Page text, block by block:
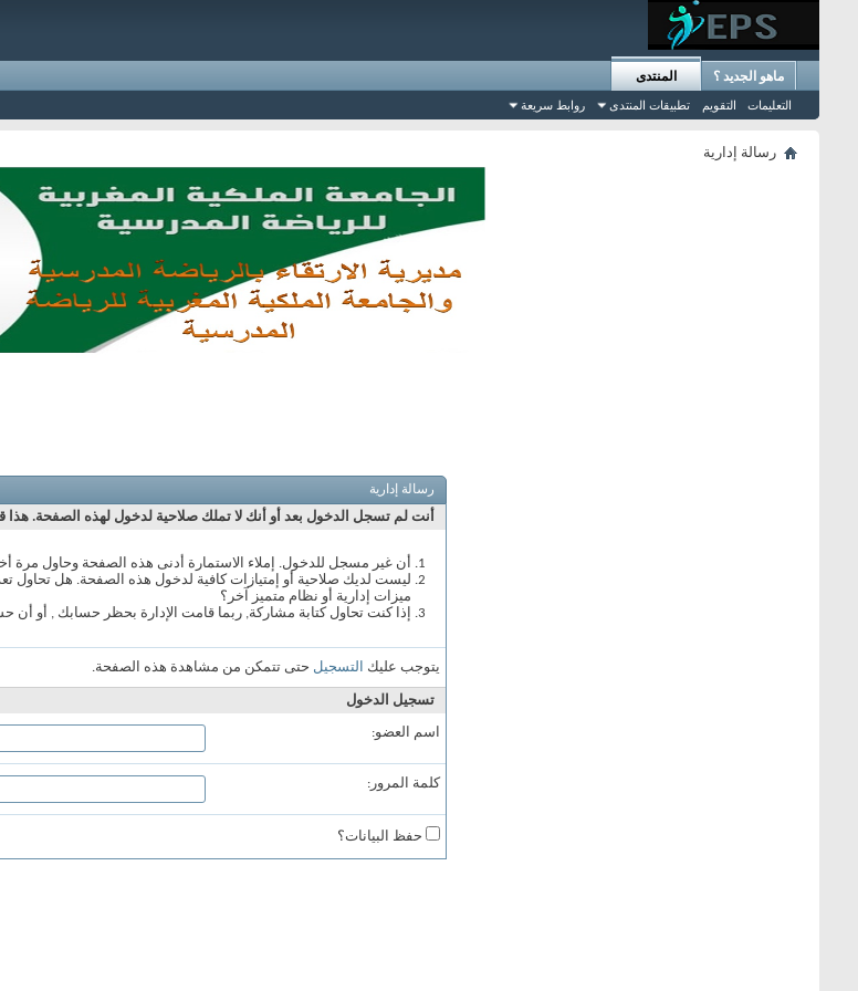
ماهو الجديد ؟ المنتدى
التعليمات التقويم تطبيقات المنتدى روابط سريعة
رسالة إدارية
رسالة إدارية
أنت لم تسجل الدخول بعد أو أنك لا تملك صلاحية لدخول لهذه الصفحة. هذا
أن غير مسجل للدخول. إملاء الاستمارة أدنى هذه الصفحة وحاول مرة
ليست لديك صلاحية أو إمتيازات كافية لدخول هذه الصفحة. هل
ميزات إدارية أو نظام متميز آخر؟
إذا كنت تحاول كتابة مشاركة, ربما قامت الإدارة بحظر حسابك , أو أن
يتوجب عليك التسجيل حتى تتمكن من مشاهدة هذه الصفحة.
تسجيل الدخول
اسم العضو:
كلمة المرور:
حفظ البيانات؟